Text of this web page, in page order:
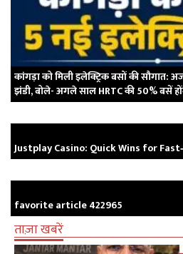
कांगड़ा को मिली इलेक्ट्रिक बसों की सौगात:
झंडी, बोले- अगले साल HRTC की 50% बसें
Justplay Casino: Quick Wins for
favorite article 422965
ताज़ा खबरें